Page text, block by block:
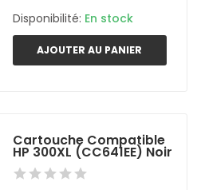
Disponibilité: En stock
AJOUTER AU PANIER
Cartouche Compatible
HP 300XL (CC641EE) Noir